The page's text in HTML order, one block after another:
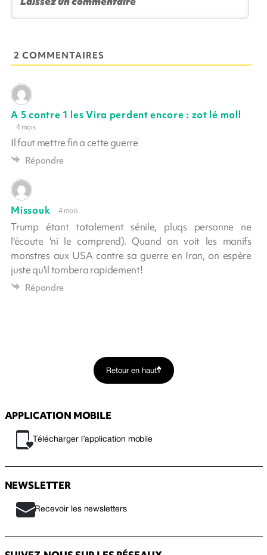
2 COMMENTAIRES
A 5 contre 1 les Vira perdent encore : zot lé moll
4 mois
Il faut mettre fin a cette guerre
Répondre
Missouk 4 mois
Trump étant totalement sénile, pluqs personne ne
l'écoute 'ni le comprend). Quand on voit les manifs
monstres aux USA contre sa guerre en Iran, on espère
juste qu'il tombera rapidement!
Répondre
Retour en haut
APPLICATION MOBILE
Télécharger l’application mobile
NEWSLETTER
Recevoir les newsletters